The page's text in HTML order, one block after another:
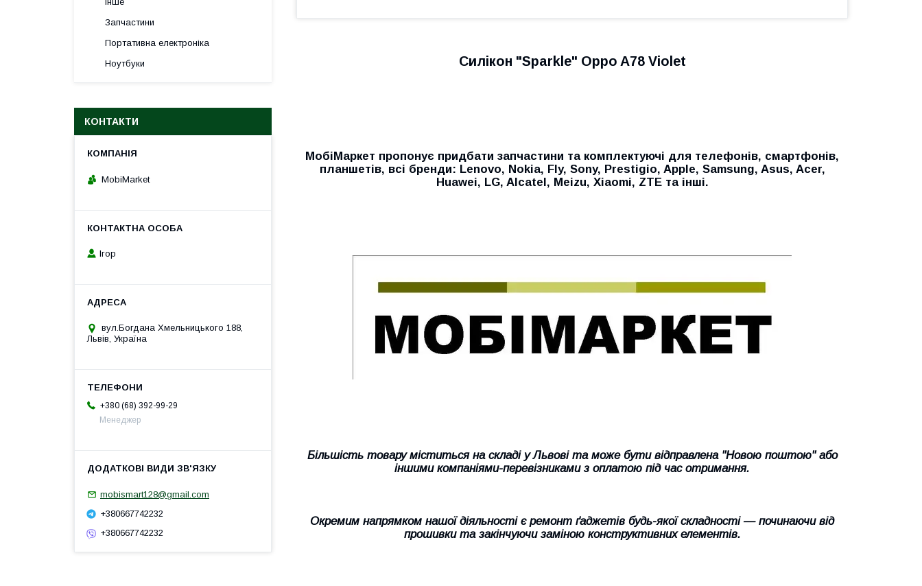
Силікон "Sparkle" Oppo A78 Violet
МобiМаркет пропонує придбати запчастини та комплектуючі для телефонів, смартфонів,
планшетів, всі бренди: Lenovo, Nokia, Fly, Sony, Prestigio, Apple, Samsung, Asus, Acer,
Huawei, LG, Alcatel, Meizu, Xiaomi, ZTEта інші.
Більшість товару міститься на складі у Львові та може бути відправлена "Новою поштою" або
іншими компаніями-перевізниками з оплатою під час отримання.
Окремим напрямком нашої діяльності є ремонт ґаджетів будь-якої складності — починаючи від
прошивки та закінчуючи заміною конструктивних елементів.
Запчастини
Портативна електроніка
Ноутбуки
КОНТАКТИ
MobiMarket
Ігор
вул.Богдана Хмельницького 188,
Львів, Україна
+380 (68) 392-99-29
Менеджер
mobismart128@gmail.com
+380667742232
+380667742232